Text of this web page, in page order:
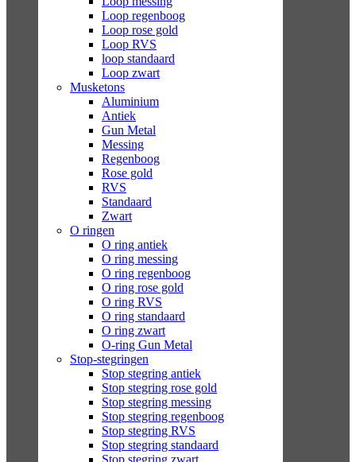
Loop regenboog
Loop rose gold
Loop RVS
loop standaard
Loop zwart
Musketons
Aluminium
Antiek
Gun Metal
Messing
Regenboog
Rose gold
RVS
Standaard
Zwart
O ringen
O ring antiek
O ring messing
O ring regenboog
O ring rose gold
O ring RVS
O ring standaard
O ring zwart
O-ring Gun Metal
Stop-stegringen
Stop stegring antiek
Stop stegring rose gold
Stop stegring messing
Stop stegring regenboog
Stop stegring RVS
Stop stegring standaard